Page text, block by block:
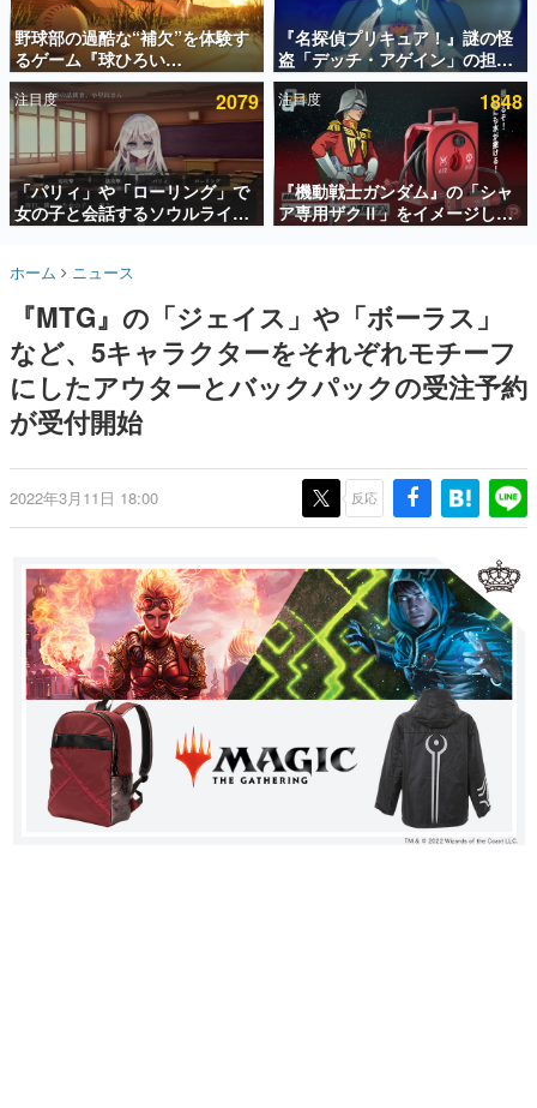
アプリセール情報
インタビュー
連載・特集一覧
殿堂入り記事
SNS拡散数が数千以上！ ページビュー数万以上！ などな
ど。多くの人々に読まれた、電ファミ渾身の“殿堂入り”記
事をまとめました。
名作ゲームクリエイターの方々に製作時のエピソードをお
きます。
赫本
この物語を解いてはいけない。『赫本』は、〈試験問題〉
の形をした短編ホラー小説集です。
これからのデジタルゲーム市場を担う若きクリエイター達
の姿を追い、彼らのルーツと情熱を探っていきます。
ゲームに多大な影響を受けた作家さんに取材し、ゲームが
日本のコンテンツ産業やカルチャーに与えた影響を探る企
画です。
日本モバイルゲーム産業史
日本のモバイルゲーム史における主要なトピック・タイト
ルを網羅するほか、開発者へのインタビューや識者による
解説を掲載。約20年の歴史が一望できる決定版！
若ゲのいたり〜ゲームクリエイターの青春〜
『うつヌケ』『ペンと箸』等で知られるマンガ家・田中圭
一先生によるゲーム業界レポートマンガです。
野球部の過酷な“補欠”を体験す
るゲーム『球ひろい
Simulator』が「1件」のウィッ
シュリストをもとにチェコ語に
対応しSNSで話題に。『キング
ダム・カム』開発元やチェコの
プロ野球選手から称賛の声
『名探偵プリキュア！』謎の怪
盗「デッチ・アゲイン」の担当
キャストは天﨑滉平さんと判
明。『Re:ゼロから始める異世
界生活』オットー役、『ヒプノ
シスマイク』山田三郎役など
注目度 2079
「パリィ」や「ローリング」で
女の子と会話するソウルライク
恋愛ゲーム『小早川さんはソウ
敗すると「YOU DIED」
注目度 1848
『機動戦士ガンダム』の「シャ
ア専用ザクⅡ」をイメージした
散水ホースリールが予約開始。
ホーム ニュース
『MTG』の「ジェイス」や「ボーラス」
など、5キャラクターをそれぞれモチーフ
にしたアウターとバックパックの受注予約
が受付開始
2022年3月11日 18:00 反応